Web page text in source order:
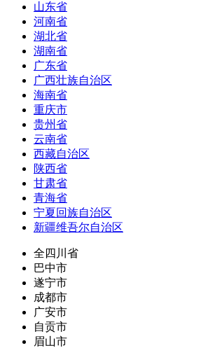
山东省
河南省
湖北省
湖南省
广东省
广西壮族自治区
海南省
重庆市
贵州省
云南省
西藏自治区
陕西省
甘肃省
青海省
宁夏回族自治区
新疆维吾尔自治区
全四川省
巴中市
遂宁市
成都市
广安市
自贡市
眉山市